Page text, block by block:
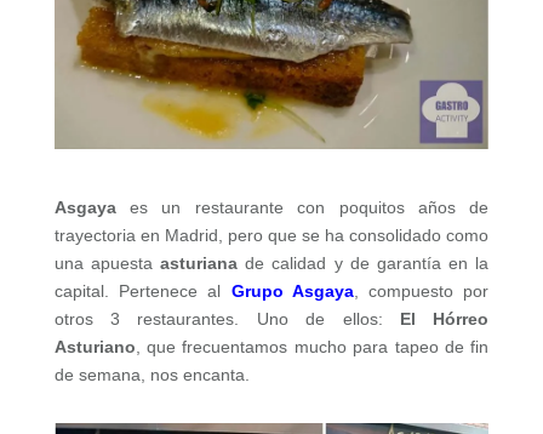
Asgayaes un restaurante con poquitos años de
trayectoria en Madrid, pero que se ha consolidado como
una apuestaasturiana de calidad y de garantía en la
capital. Pertenece al Grupo Asgaya, compuesto por
otros 3 restaurantes. Uno de ellos: El Hórreo
Asturiano , que frecuentamos mucho para tapeo de fin
de semana, nos encanta.